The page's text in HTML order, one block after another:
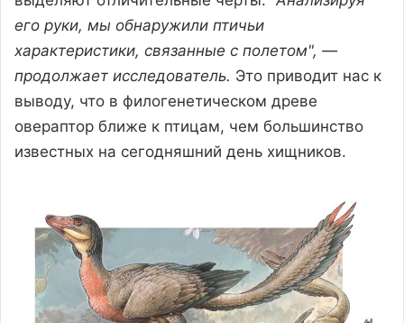
его руки, мы обнаружили птичьи
характеристики, связанные с полетом", —
продолжает исследователь. Это приводит нас к
выводу, что в филогенетическом древе
овераптор ближе к птицам, чем большинство
известных на сегодняшний день хищников.